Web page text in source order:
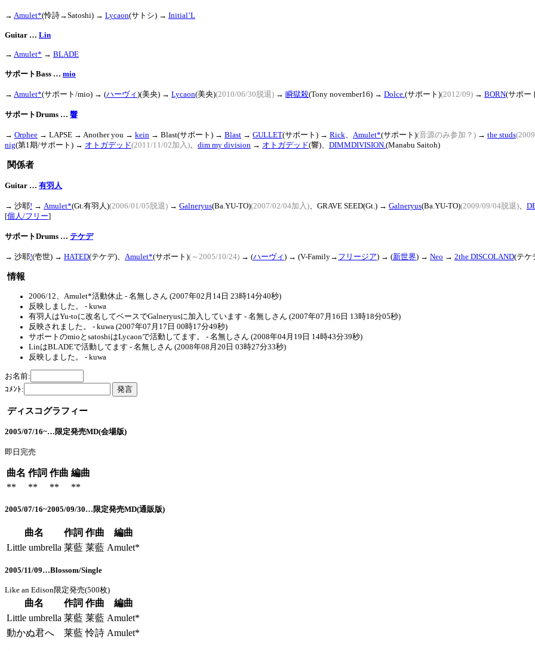
→ Amulet*(怜詩→Satoshi) → Lycaon(サトシ) → Initial’L
Guitar … Lin
→ Amulet* → BLADE
サポートBass … mio
→ Amulet*(サポート/mio) → (ハーヴィ)(美央) → Lycaon(美央)(2010/06/30脱退) → 瞬獄殺(Tony november16) → Dolce. (サポート)(2012/09) → BORN(サポー
サポートDrums …響
→ Orphee → LAPSE → Another you → kein → Blast(サポート) → Blast → GULLET(サポート) → Rick Amulet*(サポート)(音源のみ参加？) → the studs
nig(第1期/サポート) → オトガデッド(2011/11/02加入) dim my division → オトガデッド(響)、 DIMMDIVISION. (Manabu Saitoh)
関係者
Guitar … 有羽人
→ 沙耶! → Amulet*(Gt.有羽人)(2006/01/05脱退) → Galneryus(Ba.YU-TO)(2007/02/04加入) 、GRAVE SEED(Gt.) → Galneryus(Ba.YU-TO)(2009/09/04脱退)
[個人/フリー]
サポートDrums … テケデ
→ 沙耶!(壱世) → HATED(テケデ)、 Amulet*(サポート)(～2005/10/24) → (ハーヴィ) → (V-Family→ フリージア) → (新世界) → Neo → 2the DISCOLAND(テケ
情報
2006/12、Amulet*活動休止 - 名無しさん (2007年02月14日 23時14分40秒)
反映しました。 - kuwa
有羽人はYu-toに改名してベースでGalneryusに加入しています - 名無しさん (2007年07月16日 13時18分05秒)
反映されました。 - kuwa (2007年07月17日 00時17分49秒)
サポートのmioとsatoshiはLycaonで活動してます。 - 名無しさん (2008年04月19日 14時43分39秒)
LinはBLADEで活動してます - 名無しさん (2008年08月20日 03時27分33秒)
反映しました。 - kuwa
お名前:
ｺﾒﾝﾄ:
ディスコグラフィー
2005/07/16~…限定発売MD(会場版)
即日完売
曲名 作詞 作曲 編曲
**
** ** **
2005/07/16~2005/09/30…限定発売MD(通販版)
曲名 作詞 作曲
編曲
Little umbrella 莱藍 莱藍 Amulet*
2005/11/09…Blossom/Single
Like an Edison限定発売(500枚)
曲名 作詞 作曲
編曲
Little umbrella 莱藍 莱藍 Amulet*
動かぬ君へ
莱藍 怜詩 Amulet*